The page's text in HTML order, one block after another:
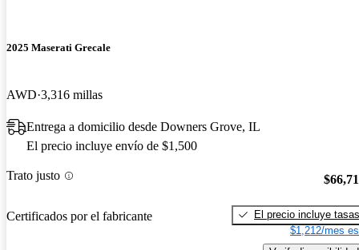
2025 Maserati Grecale
AWD 3,316 millas
Entrega a domicilio desde Downers Grove, IL
El precio incluye envío de $1,500
Trato justo
Certificados por el fabricante
El precio incluye tasas
$1,212/mes